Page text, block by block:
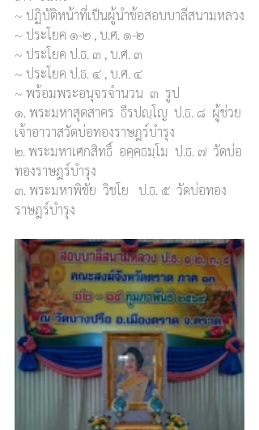
~ ปฏิบัติหน้าที่เป็นผู้นำข้อสอบบาลีสนามหลวง
~ ประโยค ๑-๒ , บ.ศ. ๑-๒
~ ประโยค ป.ธ. ๓ , บ.ศ. ๓
~ ประโยค ป.ธ. ๔ , บ.ศ. ๔
~ พร้อมพระอนุจรจำนวน  ๓  รูป
๑. พระมหาสุดสาคร  ธีรปญฺโญ  ป.ธ. ๘  ผู้ช่วย
เจ้าอาวาสวัดบ่อทองราษฎร์บำรุง
๒. พระมหาเศกสิทธิ์  อคฺคธมฺโม  ป.ธ. ๗  วัดบ่อ
ทองราษฎร์บำรุง
๓. พระมหาพิชัย  วิชโย   ป.ธ. ๕  วัดบ่อทอง
ราษฎร์บำรุง